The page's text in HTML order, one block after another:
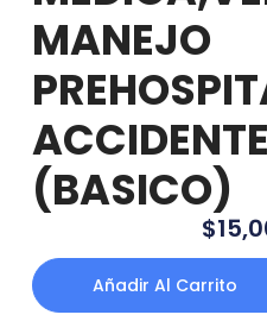
MANEJO
(BASICO)
$
Añadir Al Carrito